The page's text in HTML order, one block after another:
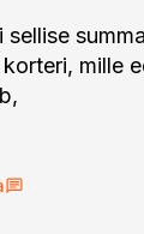
sellise
mille